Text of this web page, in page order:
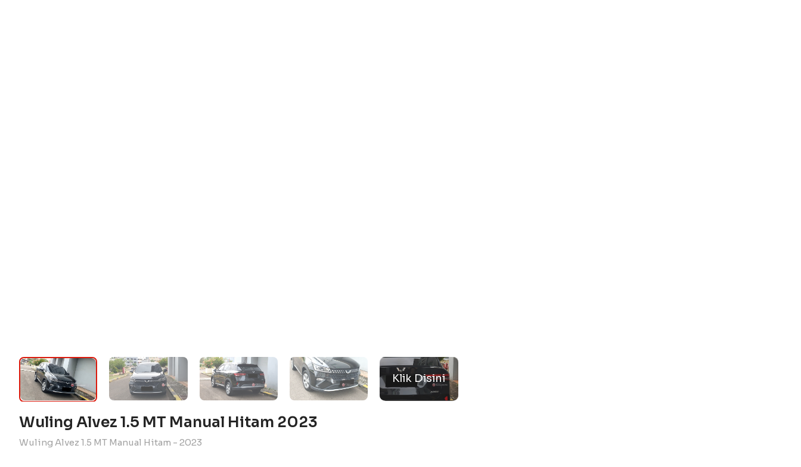
Wuling Alvez 1.5 MT Manual Hitam 2023
Wuling Alvez 1.5 MT Manual Hitam - 2023